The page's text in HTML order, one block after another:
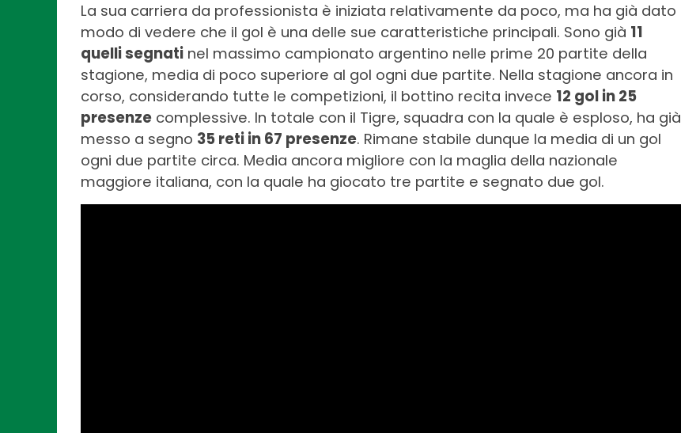
La sua carriera da professionista è iniziata relativamente da poco, ma ha già dato
modo di vedere che il gol è una delle sue caratteristiche principali. Sono già 11
quelli segnati nel massimo campionato argentino nelle prime 20 partite della
stagione, media di poco superiore al gol ogni due partite. Nella stagione ancora in
corso, considerando tutte le competizioni, il bottino recita invece 12 gol in 25
presenze complessive. In totale con il Tigre, squadra con la quale è esploso, ha già
messo a segno 35 reti in 67 presenze. Rimane stabile dunque la media di un gol
ogni due partite circa. Media ancora migliore con la maglia della nazionale
maggiore italiana, con la quale ha giocato tre partite e segnato due gol.